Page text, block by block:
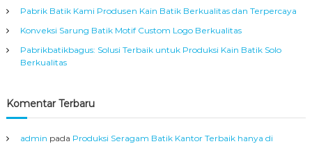
s
l
s
i
o
Pabrik Batik Kami Produsen Kain Batik Berkualitas dan Terpercaya
Konveksi Sarung Batik Motif Custom Logo Berkualitas
Pabrikbatikbagus: Solusi Terbaik untuk Produksi Kain Batik Solo
Berkualitas
Komentar Terbaru
admin pada Produksi Seragam Batik Kantor Terbaik hanya di